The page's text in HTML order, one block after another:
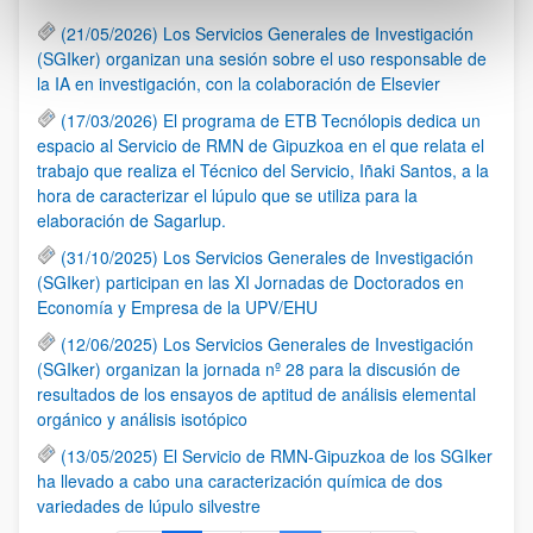
(21/05/2026) Los Servicios Generales de Investigación
(SGIker) organizan una sesión sobre el uso responsable de
la IA en investigación, con la colaboración de Elsevier
(17/03/2026) El programa de ETB Tecnólopis dedica un
espacio al Servicio de RMN de Gipuzkoa en el que relata el
trabajo que realiza el Técnico del Servicio, Iñaki Santos, a la
hora de caracterizar el lúpulo que se utiliza para la
elaboración de Sagarlup.
(31/10/2025) Los Servicios Generales de Investigación
(SGIker) participan en las XI Jornadas de Doctorados en
Economía y Empresa de la UPV/EHU
(12/06/2025) Los Servicios Generales de Investigación
(SGIker) organizan la jornada nº 28 para la discusión de
resultados de los ensayos de aptitud de análisis elemental
orgánico y análisis isotópico
(13/05/2025) El Servicio de RMN-Gipuzkoa de los SGIker
ha llevado a cabo una caracterización química de dos
variedades de lúpulo silvestre